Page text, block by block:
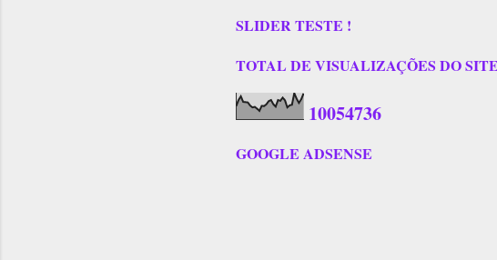
SLIDER TESTE !
TOTAL DE VISUALIZAÇÕES DO
10054736
GOOGLE ADSENSE